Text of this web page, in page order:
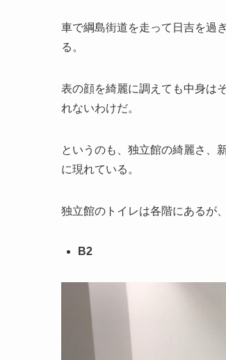
車で綱島街道を走って日吉を過
る。
表の顔を綺麗に調えても中身は
れないわけだ。
というのも、独立館の綺麗さ、
に現れている。
独立館のトイレは各階にあるが
B2